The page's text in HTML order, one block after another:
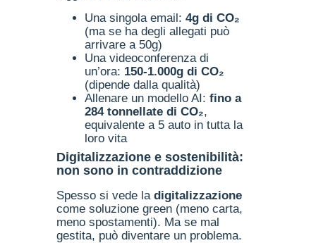
Una singola email: 4g di CO₂
(ma se ha degli allegati può
arrivare a 50g)
Una videoconferenza di
un’ora: 150-1.000g di CO₂
(dipende dalla qualità)
Allenare un modello AI: fino a
284 tonnellate di CO₂,
equivalente a 5 auto in tutta la
loro vita
Digitalizzazione e sostenibilità:
non sono in contraddizione
Spesso si vede la digitalizzazione
come soluzione green (meno carta,
meno spostamenti). Ma se mal
gestita, può diventare un problema.